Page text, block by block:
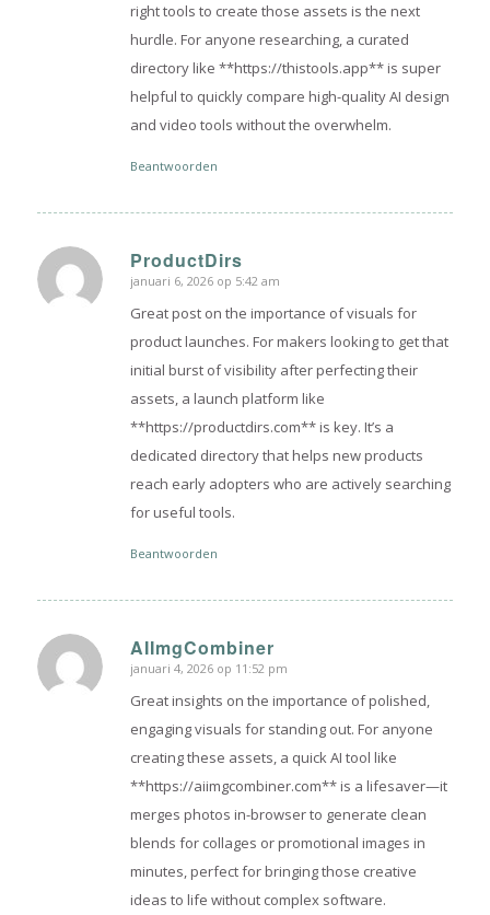
right tools to create those assets is the next
hurdle. For anyone researching, a curated
directory like **https://thistools.app** is super
helpful to quickly compare high-quality AI design
and video tools without the overwhelm.
Beantwoorden
ProductDirs
zegt:
januari 6, 2026 op 5:42 am
Great post on the importance of visuals for
product launches. For makers looking to get that
initial burst of visibility after perfecting their
assets, a launch platform like
**https://productdirs.com** is key. It’s a
dedicated directory that helps new products
reach early adopters who are actively searching
for useful tools.
Beantwoorden
AIImgCombiner
zegt:
januari 4, 2026 op 11:52 pm
Great insights on the importance of polished,
engaging visuals for standing out. For anyone
creating these assets, a quick AI tool like
**https://aiimgcombiner.com** is a lifesaver—it
merges photos in-browser to generate clean
blends for collages or promotional images in
minutes, perfect for bringing those creative
ideas to life without complex software.